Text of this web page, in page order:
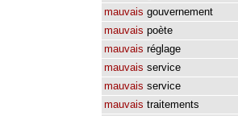
mauvais gouvernement
mauvais poète
mauvais réglage
mauvais service
mauvais service
mauvais traitements